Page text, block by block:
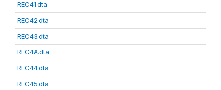
REC41.dta
REC42.dta
REC43.dta
REC4A.dta
REC44.dta
REC45.dta